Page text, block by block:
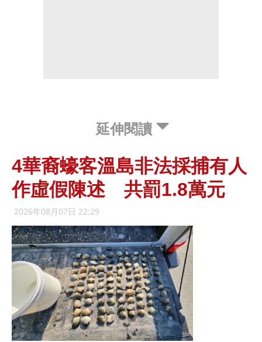
延伸閱讀
4華裔蠔客溫島非法採捕有人
作虛假陳述 共罰1.8萬元
2026年08月07日 22:29